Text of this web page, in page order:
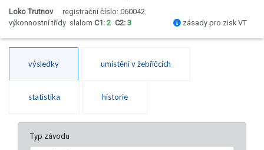
Loko Trutnov
registrační číslo: 060042
výkonnostní třídy slalom C1: 2 C2: 3 zásady pro zisk VT
výsledky umístění v žebříčcích
statistika historie
Typ závodu